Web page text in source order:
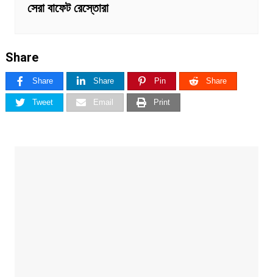
সেরা বাফেট রেস্তোরা
Share
Share Share Pin Share
Tweet Email Print